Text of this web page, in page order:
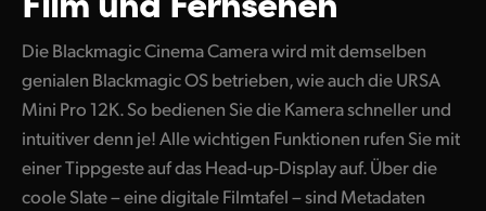
Finland
France
Germany
Hong Kong SAR, China
India
Die Blackmagic Cinema Camera wird mit demselben
genialen Blackmagic OS betrieben, wie auch die URSA
Mini Pro 12K.So bedienen Sie die Kamera schneller und
intuitiver denn je! Alle wichtigen Funktionen rufen Sie mit
einer Tippgeste aufdas Head-up-Display auf.Über die
coole Slate – eine digitale Filmtafel – sind Metadaten